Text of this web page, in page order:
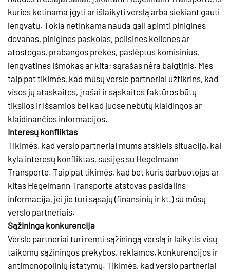
kurios ketinama įgyti ar išlaikyti verslą arba siekiant gauti
lengvatų. Tokia netinkama nauda gali apimti pinigines
dovanas, pinigines paskolas, poilsines keliones ar
atostogas, prabangos prekes, paslėptus komisinius,
lengvatines išmokas ar kita; sąrašas nėra baigtinis. Mes
taip pat tikimės, kad mūsų verslo partneriai užtikrins, kad
visos jų ataskaitos, įrašai ir sąskaitos faktūros būtų
tikslios ir išsamios bei kad juose nebūtų klaidingos ar
klaidinančios informacijos.
Interesų konfliktas
Tikimės, kad verslo partneriai mums atskleis situaciją, kai
kyla interesų konfliktas, susijęs su Hegelmann
Transporte. Taip pat tikimės, kad bet kuris darbuotojas ar
kitas Hegelmann Transporte atstovas pasidalins
informacija, jei jie turi sąsajų (finansinių ir kt.) su mūsų
verslo partneriais.
Sąžininga konkurencija
Verslo partneriai turi remti sąžiningą verslą ir laikytis visų
taikomų sąžiningos prekybos, reklamos, konkurencijos ir
antimonopolinių įstatymų. Tikimės, kad verslo partneriai